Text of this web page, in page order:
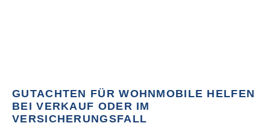
GUTACHTEN FÜR WOHNMOBILE HELFEN
BEI VERKAUF ODER IM
VERSICHERUNGSFALL